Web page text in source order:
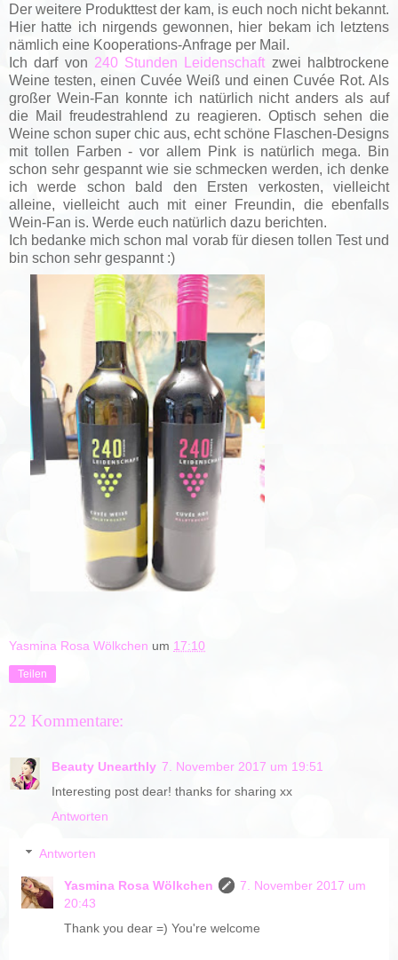
Der weitere Produkttest der kam, is euch noch nicht bekannt.
Hier hatte ich nirgends gewonnen, hier bekam ich letztens
nämlich eine Kooperations-Anfrage per Mail.
Ich darf von 240 Stunden Leidenschaft zwei halbtrockene
Weine testen, einen Cuvée Weiß und einen Cuvée Rot. Als
großer Wein-Fan konnte ich natürlich nicht anders als auf
die Mail freudestrahlend zu reagieren. Optisch sehen die
Weine schon super chic aus, echt schöne Flaschen-Designs
mit tollen Farben - vor allem Pink is natürlich mega. Bin
schon sehr gespannt wie sie schmecken werden, ich denke
ich werde schon bald den Ersten verkosten, vielleicht
alleine, vielleicht auch mit einer Freundin, die ebenfalls
Wein-Fan is. Werde euch natürlich dazu berichten.
Ich bedanke mich schon mal vorab für diesen tollen Test und
bin schon sehr gespannt :)
Yasmina Rosa Wölkchen um 17:10
Teilen
22 Kommentare:
Beauty Unearthly 7. November 2017 um 19:51
Interesting post dear! thanks for sharing xx
Antworten
Antworten
Yasmina Rosa Wölkchen
7. November 2017 um
20:43
Thank you dear =) You're welcome